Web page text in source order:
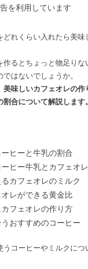
を利用しています
どれくらい入れたら美
作るとちょっと物足りな
はないでしょうか。
美味しいカフェオレの作
合について解説します。
ヒーと牛乳の割合
ヒー牛乳とカフェオ
カフェオレのミルク
レができる黄金比
フェオレの作り方
おすすめのコーヒー
うコーヒーやミルクにつ